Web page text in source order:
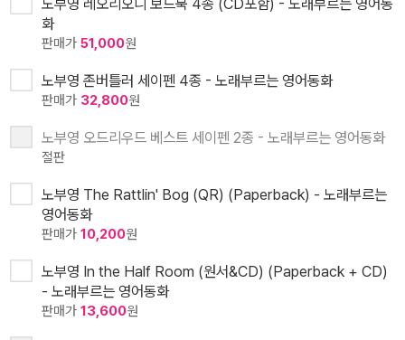
노부영 레오리오니 보드북 4종 (CD포함) - 노래부르는 영어동
화
판매가 51,000원
노부영 존버틀러 세이펜 4종 - 노래부르는 영어동화
판매가 32,800원
노부영 오드리우드 베스트 세이펜 2종 - 노래부르는 영어동화
절판
노부영 The Rattlin' Bog (QR) (Paperback) - 노래부르는
영어동화
판매가 10,200원
노부영 In the Half Room (원서&CD) (Paperback + CD)
- 노래부르는 영어동화
판매가 13,600원